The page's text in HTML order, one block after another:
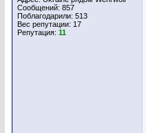
Сообщений: 857
Поблагодарили: 513
Вес репутации: 17
Репутация: 11